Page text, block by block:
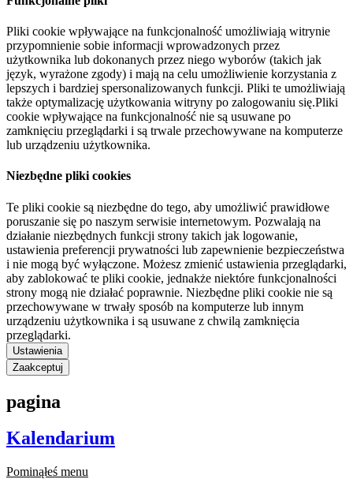
Pliki cookie wpływające na funkcjonalność umożliwiają witrynie
przypomnienie sobie informacji wprowadzonych przez
użytkownika lub dokonanych przez niego wyborów (takich jak
język, wyrażone zgody) i mają na celu umożliwienie korzystania z
lepszych i bardziej spersonalizowanych funkcji. Pliki te umożliwiają
także optymalizację użytkowania witryny po zalogowaniu się.Pliki
cookie wpływające na funkcjonalność nie są usuwane po
zamknięciu przeglądarki i są trwale przechowywane na komputerze
lub urządzeniu użytkownika.
Niezbędne pliki cookies
Te pliki cookie są niezbędne do tego, aby umożliwić prawidłowe
poruszanie się po naszym serwisie internetowym. Pozwalają na
działanie niezbędnych funkcji strony takich jak logowanie,
ustawienia preferencji prywatności lub zapewnienie bezpieczeństwa
i nie mogą być wyłączone. Możesz zmienić ustawienia przeglądarki,
aby zablokować te pliki cookie, jednakże niektóre funkcjonalności
strony mogą nie działać poprawnie. Niezbędne pliki cookie nie są
przechowywane w trwały sposób na komputerze lub innym
urządzeniu użytkownika i są usuwane z chwilą zamknięcia
przeglądarki.
Ustawienia
Zaakceptuj
pagina
Kalendarium
Pominąłeś menu